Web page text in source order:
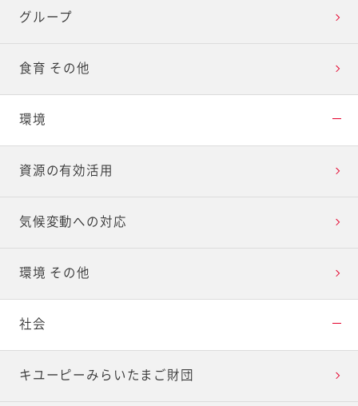
グループ
食育 その他
環境
資源の有効活用
気候変動への対応
環境 その他
社会
キユーピーみらいたまご財団